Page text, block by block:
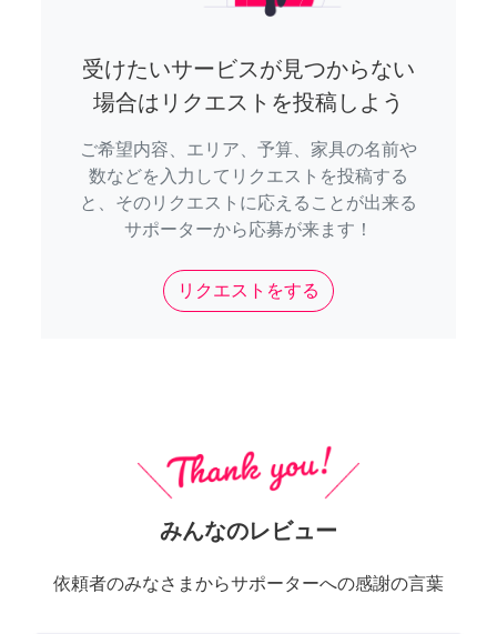
受けたいサービスが見つからない
場合はリクエストを投稿しよう
ご希望内容、エリア、予算、家具の名前や
数などを入力してリクエストを投稿する
と、そのリクエストに応えることが出来る
サポーターから応募が来ます！
リクエストをする
みんなのレビュー
依頼者のみなさまからサポーターへの感謝の言葉